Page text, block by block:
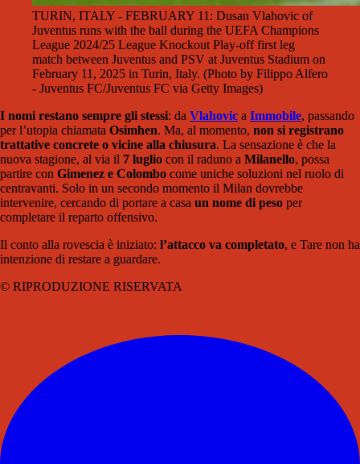
TURIN, ITALY - FEBRUARY 11: Dusan Vlahovic of
Juventus runs with the ball during the UEFA Champions
League 2024/25 League Knockout Play-off first leg
match between Juventus and PSV at Juventus Stadium on
February 11, 2025 in Turin, Italy. (Photo by Filippo Alfero
- Juventus FC/Juventus FC via Getty Images)
I nomi restano sempre gli stessi: da Vlahovic a Immobile, passando
per l’utopia chiamata Osimhen. Ma, al momento, non si registrano
trattative concrete o vicine alla chiusura. La sensazione è che la
nuova stagione, al via il 7 luglio con il raduno a Milanello, possa
partire con Gimenez e Colombo come uniche soluzioni nel ruolo di
centravanti. Solo in un secondo momento il Milan dovrebbe
intervenire, cercando di portare a casa un nome di peso per
completare il reparto offensivo.
Il conto alla rovescia è iniziato: l’attacco va completato, e Tare non ha
intenzione di restare a guardare.
© RIPRODUZIONE RISERVATA